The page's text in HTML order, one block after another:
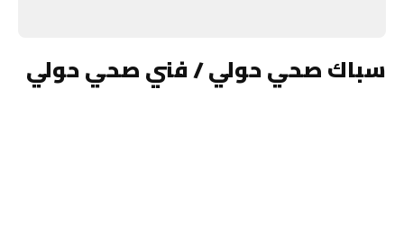
سباك صحي حولي / فني صحي حولي